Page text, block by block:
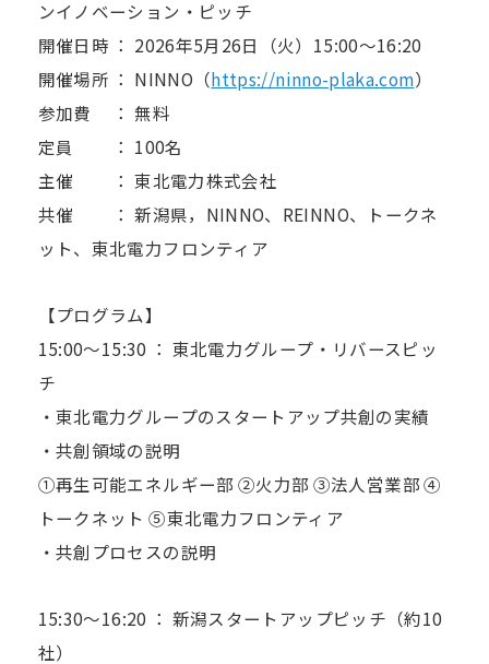
ンイノベーション・ピッチ
開催日時 ： 2026年5月26日（火）15:00～16:20
開催場所 ： NINNO（https://ninno-plaka.com）
参加費 ： 無料
定員 ： 100名
主催 ： 東北電力株式会社
共催 ： 新潟県，NINNO、REINNO、トークネ
ット、東北電力フロンティア
【プログラム】
15:00～15:30 ： 東北電力グループ・リバースピッ
チ
・東北電力グループのスタートアップ共創の実績
・共創領域の説明
①再生可能エネルギー部 ②火力部 ③法人営業部 ④
トークネット ⑤東北電力フロンティア
・共創プロセスの説明
15:30～16:20 ： 新潟スタートアップピッチ（約10
社）